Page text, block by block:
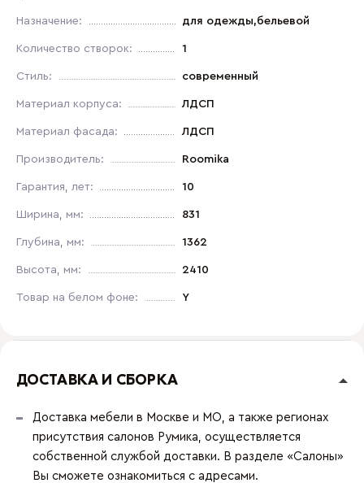
Назначение: для одежды,бельевой
Количество створок: 1
Стиль: современный
Материал корпуса: ЛДСП
Материал фасада: ЛДСП
Производитель: Roomika
Гарантия, лет: 10
Ширина, мм: 831
Глубина, мм: 1362
Высота, мм: 2410
Товар на белом фоне: Y
ДОСТАВКА И СБОРКА
Доставка мебели в Москве и МО, а также регионах
присутствия салонов Румика, осуществляется
собственной службой доставки. В разделе «Салоны»
Вы сможете ознакомиться с адресами.